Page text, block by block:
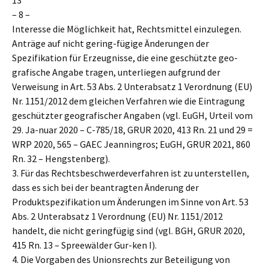
– 8 –
Interesse die Möglichkeit hat, Rechtsmittel einzulegen.
Anträge auf nicht gering-fügige Änderungen der
Spezifikation für Erzeugnisse, die eine geschützte geo-
grafische Angabe tragen, unterliegen aufgrund der
Verweisung in Art. 53 Abs. 2 Unterabsatz 1 Verordnung (EU)
Nr. 1151/2012 dem gleichen Verfahren wie die Eintragung
geschützter geografischer Angaben (vgl. EuGH, Urteil vom
29. Ja-nuar 2020 – C-785/18, GRUR 2020, 413 Rn. 21 und 29 =
WRP 2020, 565 – GAEC Jeanningros; EuGH, GRUR 2021, 860
Rn. 32 – Hengstenberg).
3. Für das Rechtsbeschwerdeverfahren ist zu unterstellen,
dass es sich bei der beantragten Änderung der
Produktspezifikation um Änderungen im Sinne von Art. 53
Abs. 2 Unterabsatz 1 Verordnung (EU) Nr. 1151/2012
handelt, die nicht geringfügig sind (vgl. BGH, GRUR 2020,
415 Rn. 13 – Spreewälder Gur-ken I).
4. Die Vorgaben des Unionsrechts zur Beteiligung von